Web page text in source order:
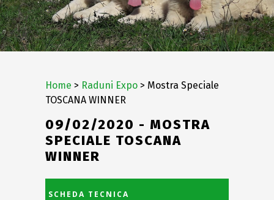
Home > Raduni Expo > Mostra Speciale
TOSCANA WINNER
09/02/2020 - MOSTRA
SPECIALE TOSCANA
WINNER
SCHEDA TECNICA